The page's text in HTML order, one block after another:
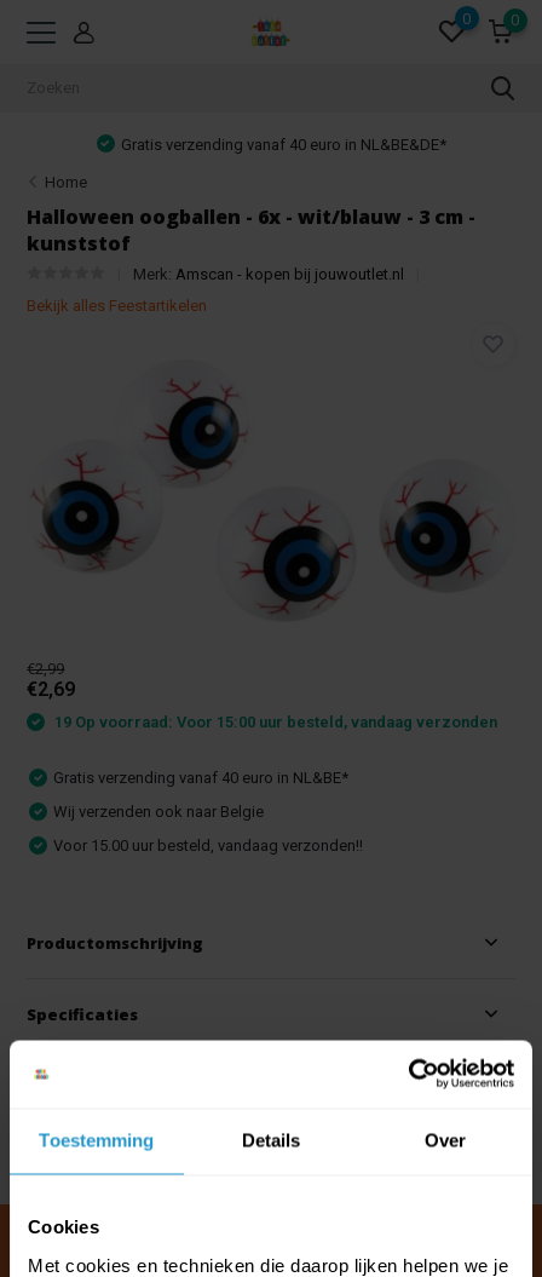
Toestemming Details Over
Cookies
Met cookies en technieken die daarop lijken helpen we je
0 0
Gratis verzending vanaf 40 euro in NL&BE&DE*
Home
Halloween oogballen - 6x - wit/blauw - 3 cm -
kunststof
Merk: Amscan - kopen bij jouwoutlet.nl
Bekijk alles Feestartikelen
€2,99
€2,69
19 Op voorraad: Voor 15:00 uur besteld, vandaag verzonden
Gratis verzending vanaf 40 euro in NL&BE*
Wij verzenden ook naar Belgie
Voor 15.00 uur besteld, vandaag verzonden!!
Productomschrijving
Specificaties
Reviews